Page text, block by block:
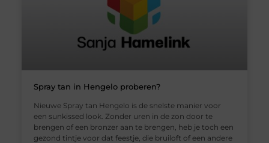
Spray tan in Hengelo proberen?
Nieuwe Spray tan Hengelo is de snelste manier voor
een sunkissed look. Zonder uren in de zon door te
brengen of een bronzer aan te brengen, heb je toch een
gezond tintje voor dat feestje, die bruiloft of een andere